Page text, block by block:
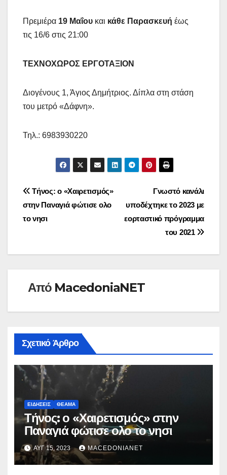
Πρεμιέρα 19 Μαΐου και κάθε Παρασκευή έως
τις 16/6 στις 21:00
ΤΕΧΝΟΧΩΡΟΣ ΕΡΓΟΤΑΞΙΟΝ
Διογένους 1, Άγιος Δημήτριος. Δίπλα στη στάση
του μετρό «Δάφνη».
Τηλ.: 6983930220
Πλοήγηση
άρθρων
Γνωστό κανάλι
υποδέχτηκε το 2023 με
εορταστικό πρόγραμμα
του 2021
Τήνος: ο «Χαιρετισμός»
στην Παναγιά φώτισε ολο
το νησι
Από MacedoniaNET
Σχετικό Άρθρο
ΕΙΔΉΣΕΙΣ ΘΈΑΜΑ
Τήνος: ο «Χαιρετισμός» στην
Παναγιά φώτισε ολο το νησι
ΑΥΓ 15, 2023 MACEDONIANET